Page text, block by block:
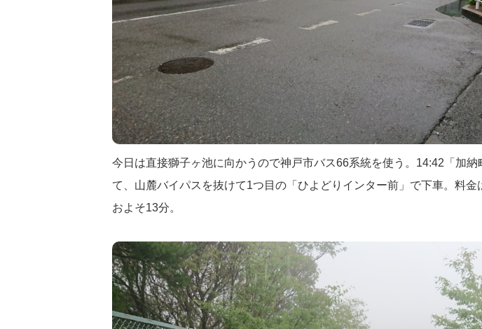
今日は直接獅子ヶ池に向かうので神戸市バス66系統を使う。14:42「加納
て、山麓バイパスを抜けて1つ目の「ひよどりインター前」で下車。料金
およそ13分。